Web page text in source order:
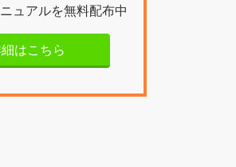
ュアルを無料配布中
はこちら